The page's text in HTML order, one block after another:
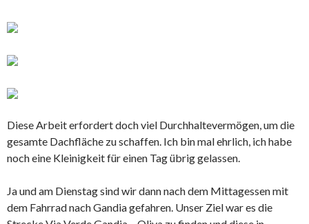
Diese Arbeit erfordert doch viel Durchhaltevermögen, um die
gesamte Dachfläche zu schaffen. Ich bin mal ehrlich, ich habe
noch eine Kleinigkeit für einen Tag übrig gelassen.
Ja und am Dienstag sind wir dann nach dem Mittagessen mit
dem Fahrrad nach Gandia gefahren. Unser Ziel war es die